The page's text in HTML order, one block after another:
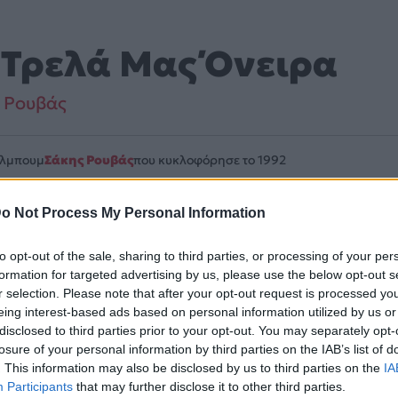
Not Process My Personal Information
opt-out of the sale, sharing to third parties, or processing of your
for targeted advertising by us, please use the below opt-out
selection. Please note that after your opt-out request is processed
interest-based ads based on personal information utilized by us
to third parties prior to your opt-out. You may separately
of your personal information by third parties on the IAB’s list of
This information may also be disclosed by us to third parties on the
Participants that may further disclose it to other third parties.
Μας Όνειρα
Σάκης Ρουβάςπου κυκλοφόρησε το 1992
στο άλμπουμ «Σάκης Ρουβάς». Μουσικά
στο Mad.gr
και στο Mad.gr.